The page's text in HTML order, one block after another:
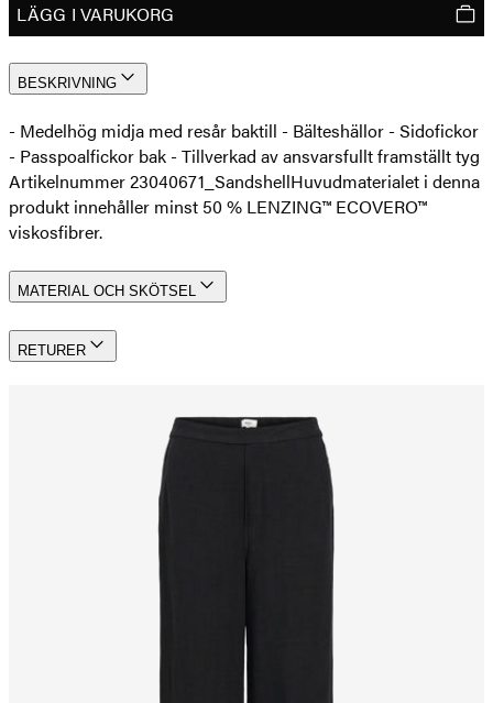
LÄGG I VARUKORG
BESKRIVNING
- Medelhög midja med resår baktill - Bälteshällor - Sidofickor
- Passpoalfickor bak - Tillverkad av ansvarsfullt framställt tyg
Artikelnummer 23040671_SandshellHuvudmaterialet i denna
produkt innehåller minst 50 % LENZING™ ECOVERO™
viskosfibrer.
MATERIAL OCH SKÖTSEL
RETURER